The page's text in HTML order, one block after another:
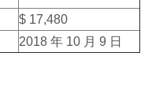
$ 17,480
2018 年 10 月 9 日